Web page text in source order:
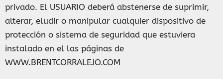
privado. El USUARIO deberá abstenerse de suprimir,
alterar, eludir o manipular cualquier dispositivo de
protección o sistema de seguridad que estuviera
instalado en el las páginas de
WWW.BRENTCORRALEJO.COM